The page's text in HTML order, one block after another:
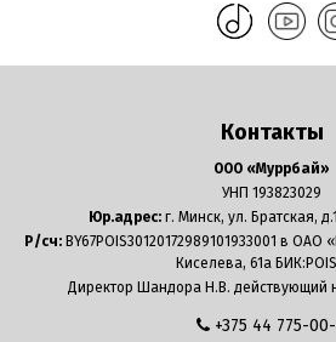
Контакты
ООО «Муррбай»
УНП 193823029
Юр.адрес: г. Минск, ул. Братская,
Р/сч:BY67POIS30120172989101933001 в ОАО
Киселева, 61а
Директор Шандора Н.В. действующий
+375 44 775-